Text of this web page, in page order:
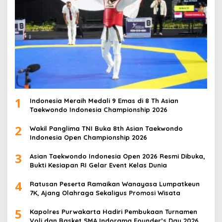
1
Indonesia Meraih Medali 9 Emas di 8 Th Asian
Taekwondo Indonesia Championship 2026
2
Wakil Panglima TNI Buka 8th Asian Taekwondo
Indonesia Open Championship 2026
3
Asian Taekwondo Indonesia Open 2026 Resmi Dibuka,
Bukti Kesiapan RI Gelar Event Kelas Dunia
4
Ratusan Peserta Ramaikan Wanayasa Lumpatkeun
7K, Ajang Olahraga Sekaligus Promosi Wisata
5
Kapolres Purwakarta Hadiri Pembukaan Turnamen
Voli dan Basket SMA Indorama Founder’s Day 2026